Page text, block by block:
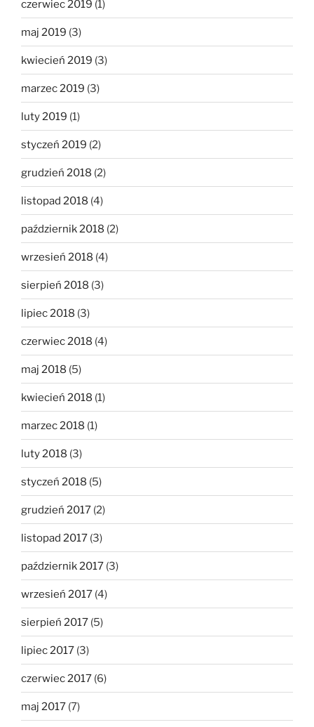
czerwiec 2019 (1)
maj 2019 (3)
kwiecień 2019 (3)
marzec 2019 (3)
luty 2019 (1)
styczeń 2019 (2)
grudzień 2018 (2)
listopad 2018 (4)
październik 2018 (2)
wrzesień 2018 (4)
sierpień 2018 (3)
lipiec 2018 (3)
czerwiec 2018 (4)
maj 2018 (5)
kwiecień 2018 (1)
marzec 2018 (1)
luty 2018 (3)
styczeń 2018 (5)
grudzień 2017 (2)
listopad 2017 (3)
październik 2017 (3)
wrzesień 2017 (4)
sierpień 2017 (5)
lipiec 2017 (3)
czerwiec 2017 (6)
maj 2017 (7)